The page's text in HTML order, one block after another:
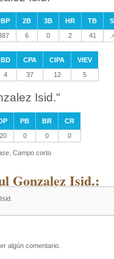
2B 3B HR TB
6 0 2 41
BD CPA CIPA
VIEV
4 37 12 5
Isid."
PB BR
CR
20 0 0 0
Campo corto
Gonzalez Isid.:
algún comentario.